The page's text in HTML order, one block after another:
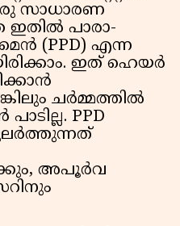
സാധാരണ
പാരാ-
(PPD) എന്ന
ഇത് ഹെയർ
ചർമ്മത്തിൽ
PPD
അപൂർവ